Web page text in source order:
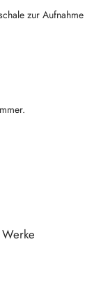
zur Aufnahme